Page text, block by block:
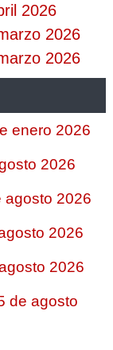
2026
2026
2026
enero 2026
2026
agosto 2026
2026
2026
de agosto